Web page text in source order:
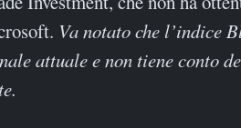
Va notato che l’indice
attuale e non tiene conto